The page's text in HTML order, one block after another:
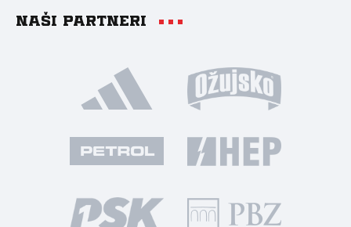
Naši partneri